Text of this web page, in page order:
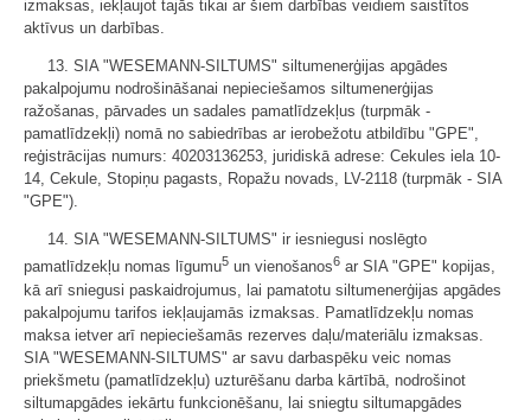
izmaksas, iekļaujot tajās tikai ar šiem darbības veidiem saistītos
aktīvus un darbības.
13. SIA "WESEMANN-SILTUMS" siltumenerģijas apgādes
pakalpojumu nodrošināšanai nepieciešamos siltumenerģijas
ražošanas, pārvades un sadales pamatlīdzekļus (turpmāk -
pamatlīdzekļi) nomā no sabiedrības ar ierobežotu atbildību "GPE",
reģistrācijas numurs: 40203136253, juridiskā adrese: Cekules iela 10-
14, Cekule, Stopiņu pagasts, Ropažu novads, LV-2118 (turpmāk - SIA
"GPE").
14. SIA "WESEMANN-SILTUMS" ir iesniegusi noslēgto
pamatlīdzekļu nomas līgumu5 un vienošanos6 ar SIA "GPE" kopijas,
kā arī sniegusi paskaidrojumus, lai pamatotu siltumenerģijas apgādes
pakalpojumu tarifos iekļaujamās izmaksas. Pamatlīdzekļu nomas
maksa ietver arī nepieciešamās rezerves daļu/materiālu izmaksas.
SIA "WESEMANN-SILTUMS" ar savu darbaspēku veic nomas
priekšmetu (pamatlīdzekļu) uzturēšanu darba kārtībā, nodrošinot
siltumapgādes iekārtu funkcionēšanu, lai sniegtu siltumapgādes